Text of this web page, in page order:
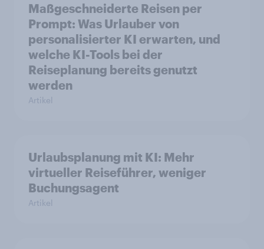
Maßgeschneiderte Reisen per
Prompt: Was Urlauber von
personalisierter KI erwarten, und
welche KI-Tools bei der
Reiseplanung bereits genutzt
werden
Artikel
Urlaubsplanung mit KI: Mehr
virtueller Reiseführer, weniger
Buchungsagent
Artikel